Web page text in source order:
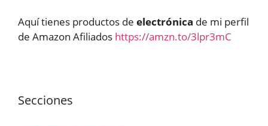
Aquí tienes productos de electrónica de mi perfil
de Amazon Afiliados https://amzn.to/3lpr3mC
Secciones